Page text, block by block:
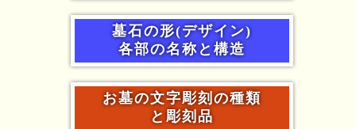
墓石の形(デザイン)
各部の名称と構造
お墓の文字彫刻の種類
と彫刻品